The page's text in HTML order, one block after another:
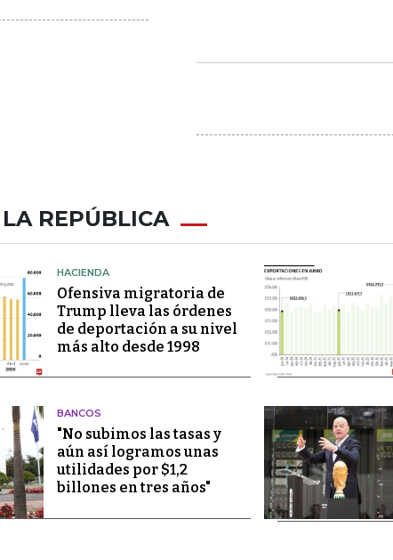
REPÚBLICA
HACIENDA
Ofensiva migratoria de
Trump lleva las órdenes
de deportación a su nivel
más alto desde 1998
BANCOS
"No subimos las tasas y
aún así logramos unas
utilidades por $1,2
billones en tres años"